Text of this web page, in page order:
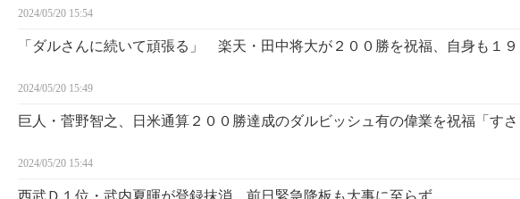
2024/05/20 15:54
「ダルさんに続いて頑張る」 楽天・田中将大が２００勝を祝福、自身も１
2024/05/20 15:49
巨人・菅野智之、日米通算２００勝達成のダルビッシュ有の偉業を祝福「すさ
2024/05/20 15:44
西武Ｄ１位・武内夏暉が登録抹消 前日緊急降板も大事に至らず